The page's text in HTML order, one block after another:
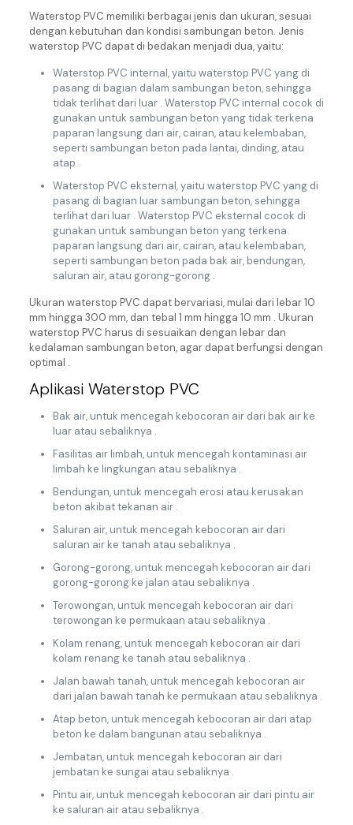
Waterstop PVC memiliki berbagai jenis dan ukuran, sesuai
dengan kebutuhan dan kondisi sambungan beton. Jenis
waterstop PVC dapat di bedakan menjadi dua, yaitu:
Waterstop PVC internal, yaitu waterstop PVC yang di
pasang di bagian dalam sambungan beton, sehingga
tidak terlihat dari luar . Waterstop PVC internal cocok di
gunakan untuk sambungan beton yang tidak terkena
paparan langsung dari air, cairan, atau kelembaban,
seperti sambungan beton pada lantai, dinding, atau
atap .
Waterstop PVC eksternal, yaitu waterstop PVC yang di
pasang di bagian luar sambungan beton, sehingga
terlihat dari luar . Waterstop PVC eksternal cocok di
gunakan untuk sambungan beton yang terkena
paparan langsung dari air, cairan, atau kelembaban,
seperti sambungan beton pada bak air, bendungan,
saluran air, atau gorong-gorong .
Ukuran waterstop PVC dapat bervariasi, mulai dari lebar 10
mm hingga 300 mm, dan tebal 1 mm hingga 10 mm . Ukuran
waterstop PVC harus di sesuaikan dengan lebar dan
kedalaman sambungan beton, agar dapat berfungsi dengan
optimal .
Aplikasi Waterstop PVC
Bak air, untuk mencegah kebocoran air dari bak air ke
luar atau sebaliknya .
Fasilitas air limbah, untuk mencegah kontaminasi air
limbah ke lingkungan atau sebaliknya .
Bendungan, untuk mencegah erosi atau kerusakan
beton akibat tekanan air .
Saluran air, untuk mencegah kebocoran air dari
saluran air ke tanah atau sebaliknya .
Gorong-gorong, untuk mencegah kebocoran air dari
gorong-gorong ke jalan atau sebaliknya .
Terowongan, untuk mencegah kebocoran air dari
terowongan ke permukaan atau sebaliknya .
Kolam renang, untuk mencegah kebocoran air dari
kolam renang ke tanah atau sebaliknya .
Jalan bawah tanah, untuk mencegah kebocoran air
dari jalan bawah tanah ke permukaan atau sebaliknya .
Atap beton, untuk mencegah kebocoran air dari atap
beton ke dalam bangunan atau sebaliknya .
Jembatan, untuk mencegah kebocoran air dari
jembatan ke sungai atau sebaliknya .
Pintu air, untuk mencegah kebocoran air dari pintu air
ke saluran air atau sebaliknya .